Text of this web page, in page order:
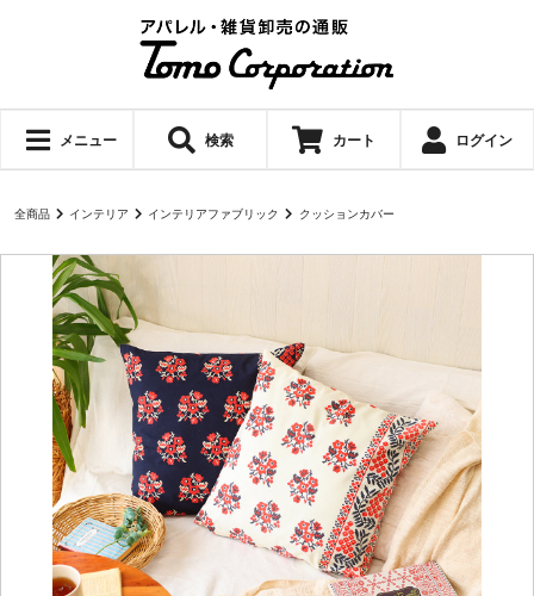
メニュー 検索 カート ログイン
全商品 インテリア インテリアファブリック クッションカバー